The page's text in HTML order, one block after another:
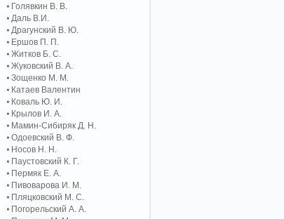
Голявкин В. В.
Даль В.И.
Драгунский В. Ю.
Ершов П. П.
Житков Б. С.
Жуковский В. А.
Зощенко М. М.
Катаев Валентин
Коваль Ю. И.
Крылов И. А.
Мамин-Сибиряк Д. Н.
Одоевский В. Ф.
Носов Н. Н.
Паустовский К. Г.
Пермяк Е. А.
Пивоварова И. М.
Пляцковский М. С.
Погорельский А. A.